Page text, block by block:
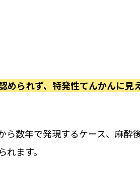
められず、特発性てんかんに見
ら数年で発現するケース、麻酔
ます。